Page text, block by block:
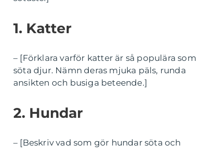
1. Katter
– [Förklara varför katter är så populära som
söta djur. Nämn deras mjuka päls, runda
ansikten och busiga beteende.]
2. Hundar
– [Beskriv vad som gör hundar söta och